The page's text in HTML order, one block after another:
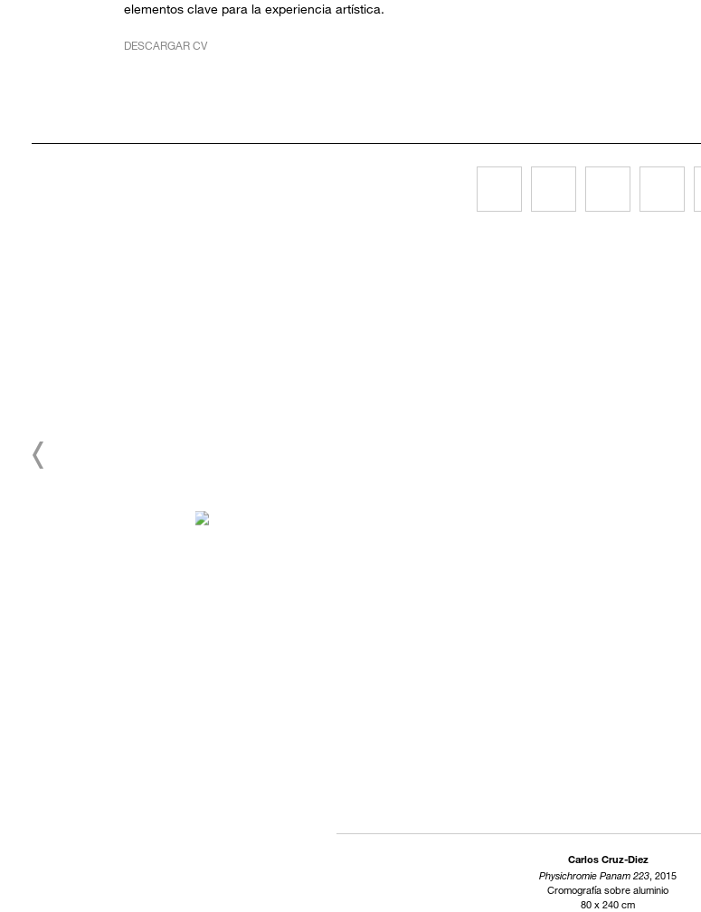
elementos clave para la experiencia artística.
DESCARGAR CV
Carlos Cruz-Diez
Physichromie Panam 223, 2015
Cromografía sobre aluminio
80 x 240 cm